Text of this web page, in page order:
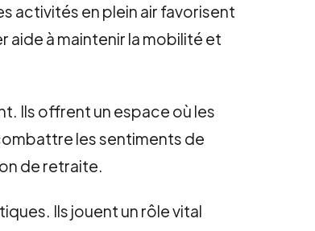
activités en plein air favorisent
à maintenir la mobilité et
Ils offrent un espace où les
les sentiments de
de retraite.
Ils jouent un rôle vital